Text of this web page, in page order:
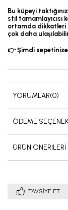
Bu küpeyi
stil tamamlayıcısı
ortamda dikkatleri
çok daha
👉 Şimdi
YORUMLAR(0)
ÖDEME
ÜRÜN ÖNERILERI
TAVSIYE ET